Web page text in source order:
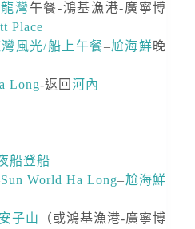
灣午餐-鴻基漁港-廣寧博
Place
風光/船上午餐–尬海鮮晚
Long-返回 河內
船登船
Sun World Ha Long–尬海鮮
安子山
（或鴻基漁港-廣寧博